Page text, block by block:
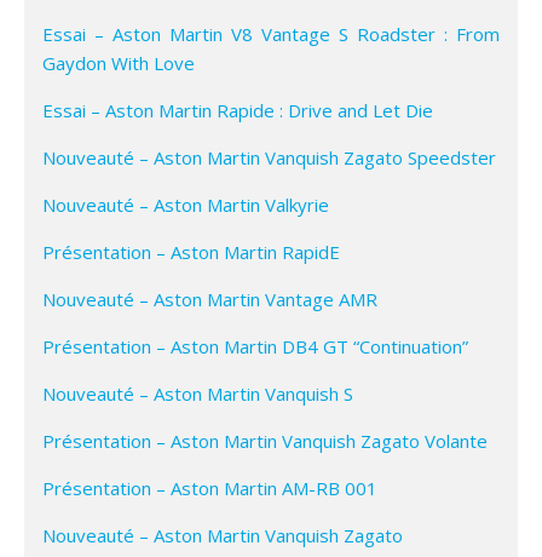
Essai – Aston Martin V8 Vantage S Roadster : From
Gaydon With Love
Essai – Aston Martin Rapide : Drive and Let Die
Nouveauté – Aston Martin Vanquish Zagato Speedster
Nouveauté – Aston Martin Valkyrie
Présentation – Aston Martin RapidE
Nouveauté – Aston Martin Vantage AMR
Présentation – Aston Martin DB4 GT “Continuation”
Nouveauté – Aston Martin Vanquish S
Présentation – Aston Martin Vanquish Zagato Volante
Présentation – Aston Martin AM-RB 001
Nouveauté – Aston Martin Vanquish Zagato